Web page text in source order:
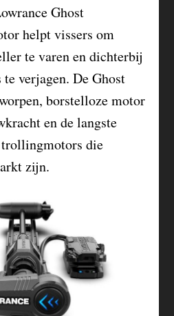
Ghost
helpt vissers om
te varen en dichterbij
verjagen. De Ghost
borstelloze motor
en de langste
die
zijn.